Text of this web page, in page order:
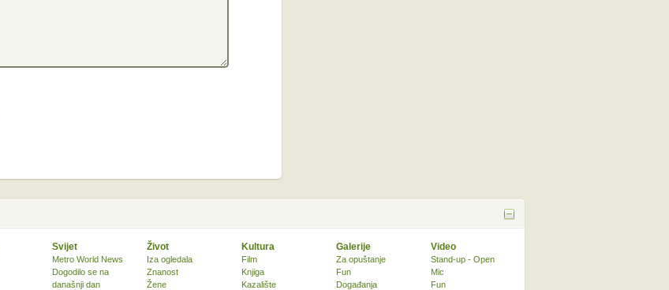
Svijet
Metro World News
Dogodilo se na
današnji dan
Život
Iza ogledala
Znanost
Žene
Kultura
Film
Knjiga
Kazalište
Galerije
Za opuštanje
Fun
Događanja
Video
Stand-up - Open
Mic
Fun